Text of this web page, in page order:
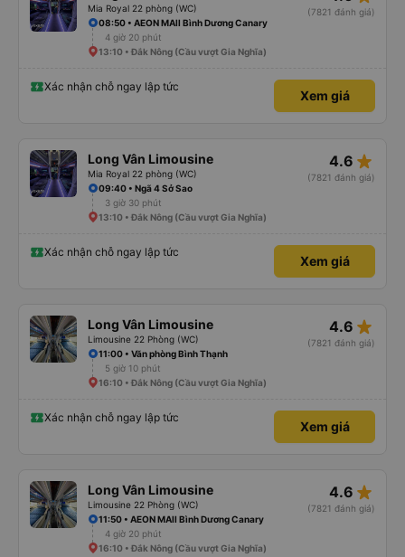
Mia Royal 22 phòng (WC)
(7821 đánh giá)
08:50 • AEON MAll Bình Dương Canary
4 giờ 20 phút
13:10 • Đắk Nông (Cầu vượt Gia Nghĩa)
Xác nhận chỗ ngay lập tức
Xem giá
Long Vân Limousine
Mia Royal 22 phòng (WC)
4.6 star_rate
(7821 đánh giá)
09:40 • Ngã 4 Sở Sao
3 giờ 30 phút
13:10 • Đắk Nông (Cầu vượt Gia Nghĩa)
Xác nhận chỗ ngay lập tức
Xem giá
Long Vân Limousine
Limousine 22 Phòng (WC)
4.6 star_rate
(7821 đánh giá)
11:00 • Văn phòng Bình Thạnh
5 giờ 10 phút
16:10 • Đắk Nông (Cầu vượt Gia Nghĩa)
Xác nhận chỗ ngay lập tức
Xem giá
Long Vân Limousine
Limousine 22 Phòng (WC)
4.6 star_rate
(7821 đánh giá)
11:50 • AEON MAll Bình Dương Canary
4 giờ 20 phút
16:10 • Đắk Nông (Cầu vượt Gia Nghĩa)